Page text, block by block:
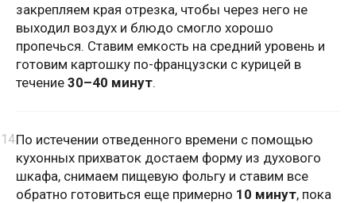
закрепляем края отрезка, чтобы через него не
выходил воздух и блюдо смогло хорошо
пропечься. Ставим емкость на средний уровень и
готовим картошку по-французски с курицей в
течение 30–40 минут.
По истечении отведенного времени с помощью
кухонных прихваток достаем форму из духового
шкафа, снимаем пищевую фольгу и ставим все
обратно готовиться еще примерно 10 минут, пока